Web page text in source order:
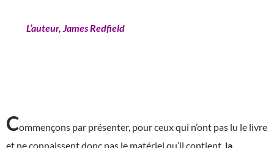
L’auteur, James Redfield
Commençons par présenter, pour ceux qui n’ont pas lu le livre
et ne connaissent donc pas le matériel qu’il contient, la